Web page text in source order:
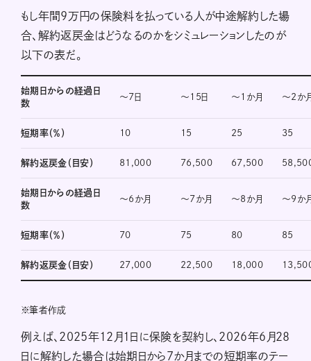
もし年間9万円の保険料を払っている人が中途解約した場
合、解約返戻金はどうなるのかをシミュレーションしたのが
以下の表だ。
始期日からの経過日
数
〜7日 〜15日 〜1か月 〜2か
短期率（％） 10 15 25 35
解約返戻金（目安） 81,000 76,500 67,500
始期日からの経過日
数
〜6か月 〜7か月 〜8か月 〜9か
短期率（％） 70 75 80 85
解約返戻金（目安） 27,000 22,500 18,000
※筆者作成
例えば、2025年12月1日に保険を契約し、2026年６月28
日に解約した場合は始期日から7か月までの短期率のテー